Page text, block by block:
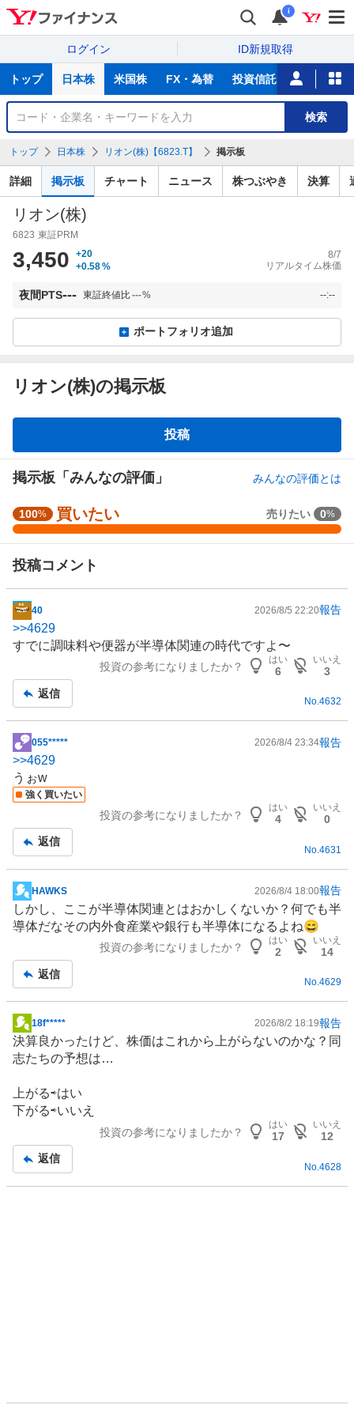
i
ログイン ID新規取得
サ
トップ 日本株 米国株 FX・為替 投資信託 ニュース
銘
検
索
検索
トップ 日本株 リオン(株)【6823.T】 掲示板
詳細 掲示板 チャート ニュース 株つぶやき 決算
リオン(株)
6823 東証PRM
3,450
+20
+0.58%
8/7
リアルタイム株価
夜間PTS--- 東証終値比---% --:--
ポートフォリオ追加
リオン(株)の掲示板
板
投稿
掲示板「みんなの評価」 みんなの評価とは
強
く
い
い
1
0
買
い
た
い
0
%
様
子
0
%
、
売
た
い
0
%
、
強
売
り
%
100% 買いたい 売りたい 0%
投稿コメント
掲
示
板
40 2026/8/5 22:20報告
>>4629
すでに調味料や便器が半導体関連の時代ですよ〜
投資の参考になりましたか？
はい
6
いいえ
3
返信
No.4632
掲
示
板
記
055***** 2026/8/4 23:34報告
>>4629
うぉw
強く買いたい
投資の参考になりましたか？
はい
4
いいえ
0
返信
No. 4631
掲
示
板
HAWKS 2026/8/4 18:00報告
しかし、ここが半導体関連とはおかしくないか？何でも半
導体だなその内外食産業や銀行も半導体になるよね😄
投資の参考になりましたか？
はい
2
いいえ
14
返信
No.4629
掲
示
板
事
18f***** 2026/8/2 18:19報告
決算良かったけど、株価はこれから上がらないのかな？同
志たちの予想は…
上がる⇨はい
下がる⇨いいえ
投資の参考になりましたか？
はい
17
いいえ
12
返信
No. 4628